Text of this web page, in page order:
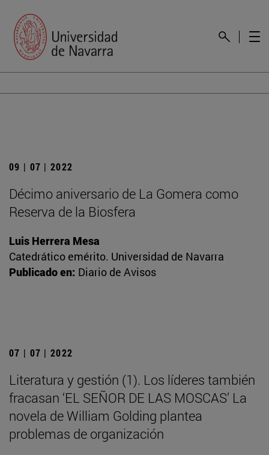
09 | 07 | 2022
Décimo aniversario de La Gomera como
Reserva de la Biosfera
Luis Herrera Mesa
Catedrático emérito. Universidad de Navarra
Publicado en: Diario de Avisos
07 | 07 | 2022
Literatura y gestión (1). Los líderes también
fracasan ‘EL SEÑOR DE LAS MOSCAS’ La
novela de William Golding plantea
problemas de organización